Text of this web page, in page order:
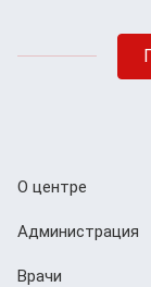
О центре
Администрация
Врачи